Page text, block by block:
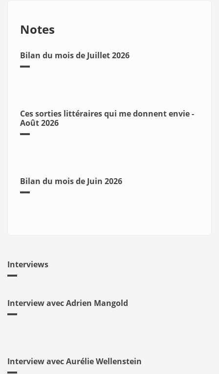
Notes
Bilan du mois de Juillet 2026
Ces sorties littéraires qui me donnent envie -
Août 2026
Bilan du mois de Juin 2026
Interviews
Interview avec Adrien Mangold
Interview avec Aurélie Wellenstein